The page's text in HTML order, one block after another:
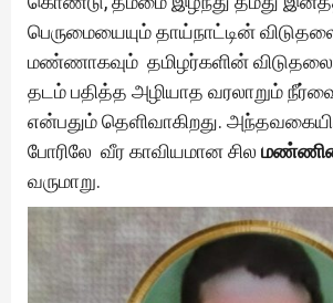
பெருமையையும் தாய்நாட்டின்
மண்ணாகவும் தமிழர்களின்
தடம் பதித்த அழியாத வரலாறும்
என்பதும் தெளிவாகிறது.
போரிலே வீர காவியமான சில
வருமாறு.